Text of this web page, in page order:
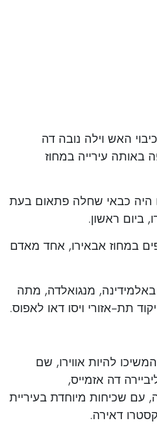
האש וילה נובה דה
באותה עירייה במחוז
היה כבאי שחלה פתאום בעת
ביום ראשון.
במחוז אבאירו, אחד מאדם
מנגואלדה, מתה
תת-אזורי ויסו דאו לאפוס.
שנפגעו ביותר מהשריפות, בשעה 13:30, המשיכו להיות אווירו, שם
דה אזמייס,
עם שכיחות מיוחדת בעיריית
דאירה.